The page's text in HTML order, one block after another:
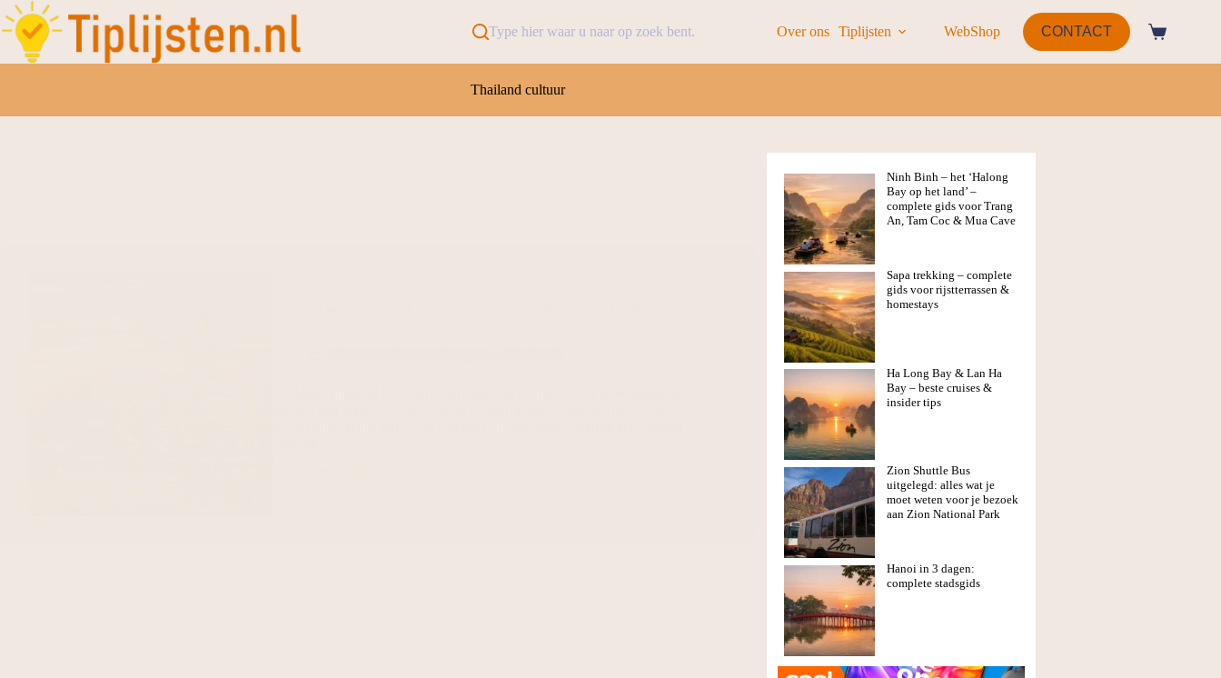
Type hier waar u naar op zoek bent. Over ons Tiplijsten WebShop CONTACT
Thailand cultuur
Ninh Binh – het ‘Halong
Bay op het land’ –
complete gids voor Trang
An, Tam Coc & Mua Cave
Sapa trekking – complete
gids voor rijstterrassen &
homestays
Ha Long Bay & Lan Ha
Bay – beste cruises &
insider tips
Zion Shuttle Bus
uitgelegd: alles wat je
moet weten voor je bezoek
aan Zion National Park
Hanoi in 3 dagen:
complete stadsgids